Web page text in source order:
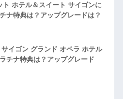
ト ホテル＆スイート サイゴンに
ナ特典は？アップグレードは？
イゴン グランド オペラ ホテル
チナ特典は？アップグレード